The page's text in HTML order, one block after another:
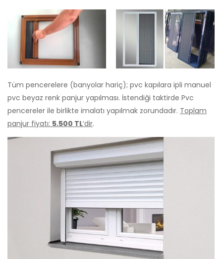
Tüm pencerelere (banyolar hariç); pvc kapılara ipli manuel
pvc beyaz renk panjur yapılması. İstendiği taktirde Pvc
pencereler ile birlikte imalatı yapılmak zorundadır. Toplam
panjur fiyatı: 5.500 TL‘dir.